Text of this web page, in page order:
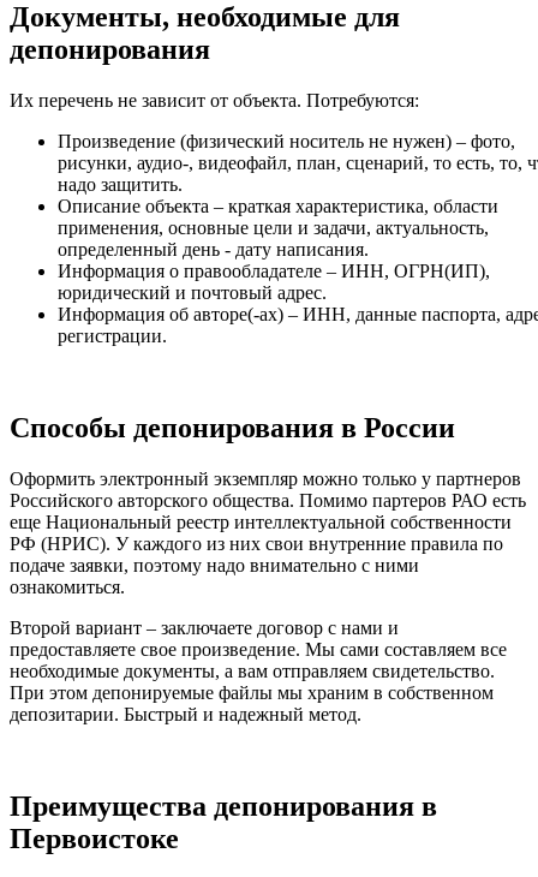
Документы, необходимые для
депонирования
Их перечень не зависит от объекта. Потребуются:
Произведение (физический носитель не нужен) – фото,
рисунки, аудио-, видеофайл, план, сценарий, то есть, то,
надо защитить.
Описание объекта – краткая характеристика, области
применения, основные цели и задачи, актуальность,
определенный день - дату написания.
Информация о правообладателе – ИНН, ОГРН(ИП),
юридический и почтовый адрес.
Информация об авторе(-ах) – ИНН, данные паспорта,
регистрации.
Способы депонирования в России
Оформить электронный экземпляр можно только у партнеров
Российского авторского общества. Помимо партеров РАО есть
еще Национальный реестр интеллектуальной собственности
РФ (НРИС). У каждого из них свои внутренние правила по
подаче заявки, поэтому надо внимательно с ними
ознакомиться.
Второй вариант – заключаете договор с нами и
предоставляете свое произведение. Мы сами составляем все
необходимые документы, а вам отправляем свидетельство.
При этом депонируемые файлы мы храним в собственном
депозитарии. Быстрый и надежный метод.
Преимущества депонирования в
Первоистоке